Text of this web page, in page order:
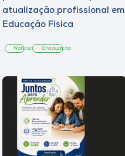
atualização profissional em
Educação Física
Notícia Graduação